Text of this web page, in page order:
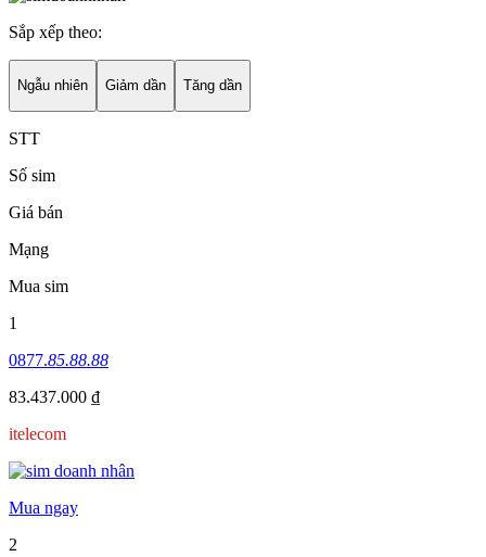
Sắp xếp theo:
Ngẫu nhiên Giảm dần Tăng dần
STT
Số sim
Giá bán
Mạng
Mua sim
1
0877.85.88.88
83.437.000 ₫
itelecom
Mua ngay
2